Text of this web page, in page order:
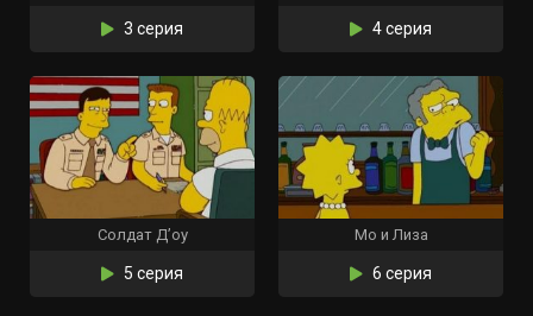
3 серия 4 серия
Солдат Д’оу
5 серия
Мо и Лиза
6 серия